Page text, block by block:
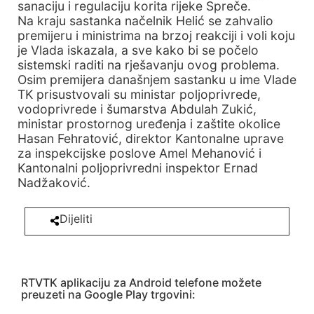
sanaciju i regulaciju korita rijeke Spreče.
Na kraju sastanka načelnik Helić se zahvalio
premijeru i ministrima na brzoj reakciji i voli koju
je Vlada iskazala, a sve kako bi se počelo
sistemski raditi na rješavanju ovog problema.
Osim premijera današnjem sastanku u ime Vlade
TK prisustvovali su ministar poljoprivrede,
vodoprivrede i šumarstva Abdulah Zukić,
ministar prostornog uređenja i zaštite okolice
Hasan Fehratović, direktor Kantonalne uprave
za inspekcijske poslove Amel Mehanović i
Kantonalni poljoprivredni inspektor Ernad
Nadžaković.
Dijeliti
RTVTK aplikaciju za Android telefone možete
preuzeti na Google Play trgovini: